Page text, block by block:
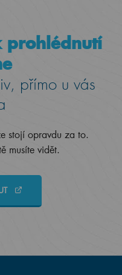
přímo u vás
stojí opravdu za to.
musíte vidět.